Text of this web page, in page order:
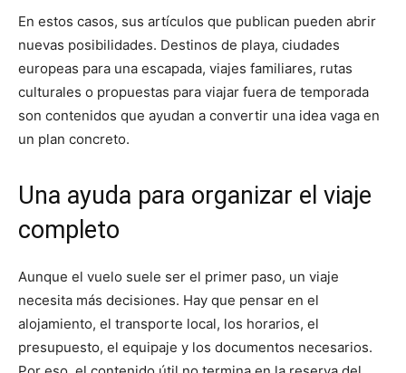
En estos casos, sus artículos que publican pueden abrir
nuevas posibilidades. Destinos de playa, ciudades
europeas para una escapada, viajes familiares, rutas
culturales o propuestas para viajar fuera de temporada
son contenidos que ayudan a convertir una idea vaga en
un plan concreto.
Una ayuda para organizar el viaje
completo
Aunque el vuelo suele ser el primer paso, un viaje
necesita más decisiones. Hay que pensar en el
alojamiento, el transporte local, los horarios, el
presupuesto, el equipaje y los documentos necesarios.